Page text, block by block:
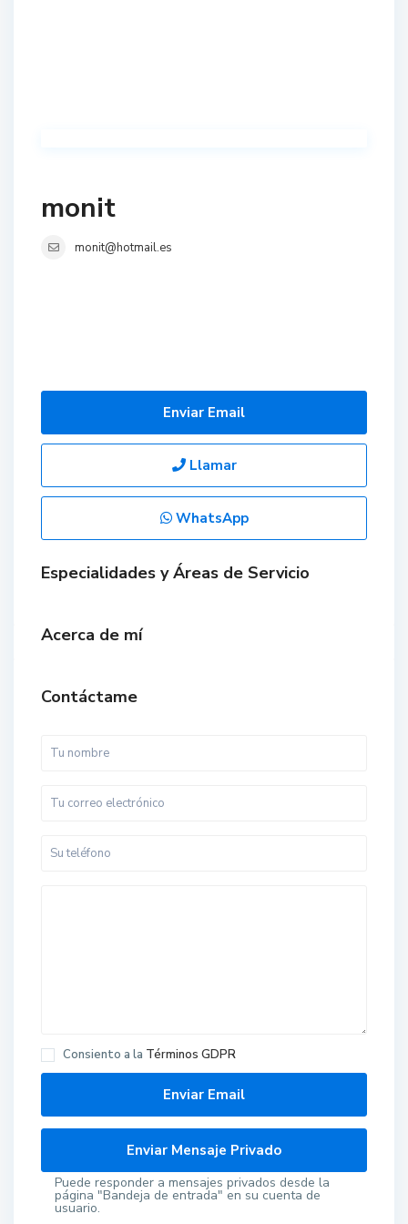
monit
monit@hotmail.es
Enviar Email
Llamar
WhatsApp
Especialidades y Áreas de Servicio
Acerca de mí
Contáctame
Consiento a la Términos GDPR
Puede responder a mensajes privados desde la
página "Bandeja de entrada" en su cuenta de
usuario.